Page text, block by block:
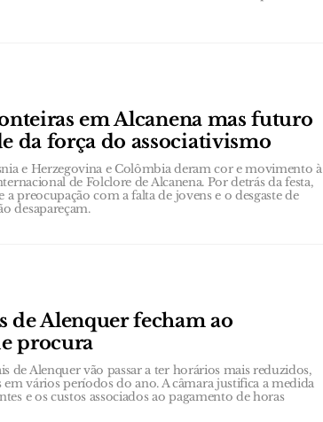
em Alcanena mas futuro
da força do associativismo
e Herzegovina e Colômbia deram cor e movimento à
de Folclore de Alcanena. Por detrás da festa,
a preocupação com a falta de jovens e o desgaste de
desapareçam.
de Alenquer fecham ao
procura
de Alenquer vão passar a ter horários mais reduzidos,
vários períodos do ano. A câmara justifica a medida
e os custos associados ao pagamento de horas